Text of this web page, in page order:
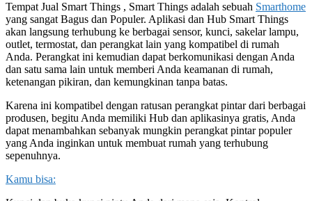
Tempat Jual Smart Things , Smart Things adalah sebuah Smarthome
yang sangat Bagus dan Populer. Aplikasi dan Hub Smart Things
akan langsung terhubung ke berbagai sensor, kunci, sakelar lampu,
outlet, termostat, dan perangkat lain yang kompatibel di rumah
Anda. Perangkat ini kemudian dapat berkomunikasi dengan Anda
dan satu sama lain untuk memberi Anda keamanan di rumah,
ketenangan pikiran, dan kemungkinan tanpa batas.
Karena ini kompatibel dengan ratusan perangkat pintar dari berbagai
produsen, begitu Anda memiliki Hub dan aplikasinya gratis, Anda
dapat menambahkan sebanyak mungkin perangkat pintar populer
yang Anda inginkan untuk membuat rumah yang terhubung
sepenuhnya.
Kamu bisa: